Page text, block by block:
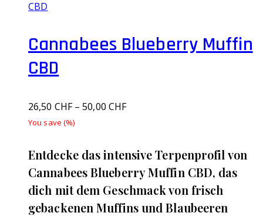
CBD
Cannabees Blueberry Muffin
CBD
26,50 CHF–50,00 CHF
You save (%)
Entdecke das intensive Terpenprofil von
Cannabees Blueberry Muffin CBD, das
dich mit dem Geschmack von frisch
gebackenen Muffins und Blaubeeren